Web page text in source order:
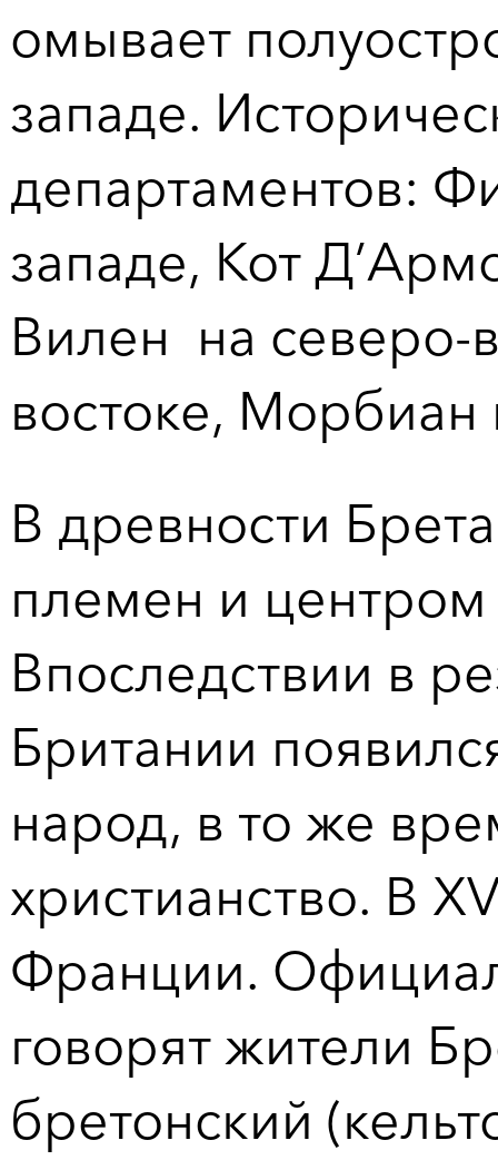
омывает
западе.
департаментов:
западе, Кот
Вилен на северо-
востоке, Морбиан
В древности
племен и центром
Впоследствии в
Британии
народ, в то же
христианство. В
Франции.
говорят жители
бретонский